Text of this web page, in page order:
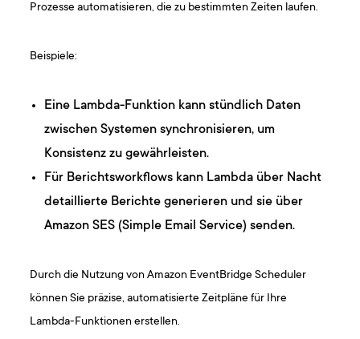
Prozesse automatisieren, die zu bestimmten Zeiten laufen.
Beispiele:
Eine Lambda-Funktion kann stündlich Daten
zwischen Systemen synchronisieren, um
Konsistenz zu gewährleisten.
Für Berichtsworkflows kann Lambda über Nacht
detaillierte Berichte generieren und sie über
Amazon SES (Simple Email Service) senden.
Durch die Nutzung von Amazon EventBridge Scheduler
können Sie präzise, automatisierte Zeitpläne für Ihre
Lambda-Funktionen erstellen.